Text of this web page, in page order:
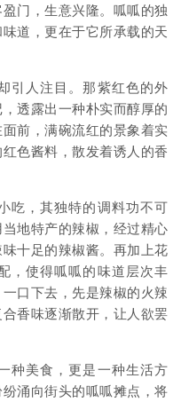
门，生意兴隆。呱呱的独
道，更在于它所承载的天
引人注目。那紫红色的外
透露出一种朴实而醇厚的
前，满碗流红的景象着实
色酱料，散发着诱人的香
吃，其独特的调料功不可
地特产的辣椒，经过精心
十足的辣椒酱。再加上花
，使得呱呱的味道层次丰
口下去，先是辣椒的火辣
香味逐渐散开，让人欲罢
种美食，更是一种生活方
涌向街头的呱呱摊点，将